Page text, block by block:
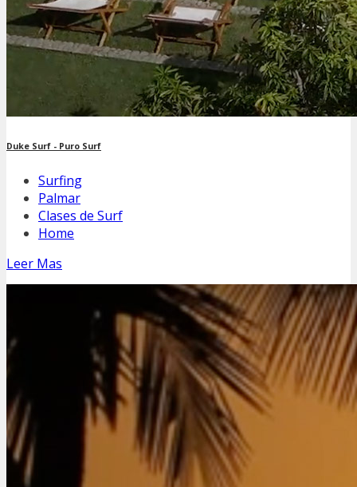
Duke Surf - Puro Surf
Surfing
Palmar
Clases de Surf
Home
Leer Mas